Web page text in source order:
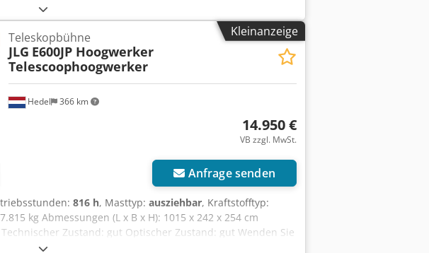
Kleinanzeige
Hedel 366 km
Teleskopbühne
JLG E600JP Hoogwerker
Telescoophoogwerker
14.950 €
VB zzgl. MwSt.
Anfrage senden
816 h, Masttyp: ausziehbar, Kraftstofftyp:
kg Abmessungen (L x B x H): 1015 x 242 x 254 cm
Zustand: gut Optischer Zustand: gut Wenden Sie
Hersteller: JLG Typ: E600JP Baujahr: 2008 Gewicht: